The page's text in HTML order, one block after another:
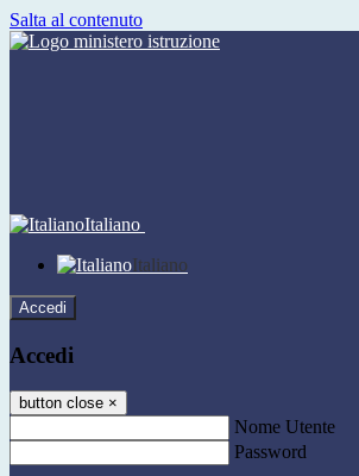
Salta al contenuto
Italiano
Italiano
Accedi
Accedi
button close ×
Nome Utente
Password